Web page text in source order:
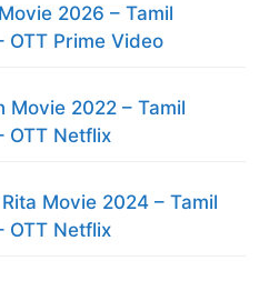
2026 – Tamil
OTT Prime Video
Movie 2022 – Tamil
OTT Netflix
Movie 2024 – Tamil
OTT Netflix